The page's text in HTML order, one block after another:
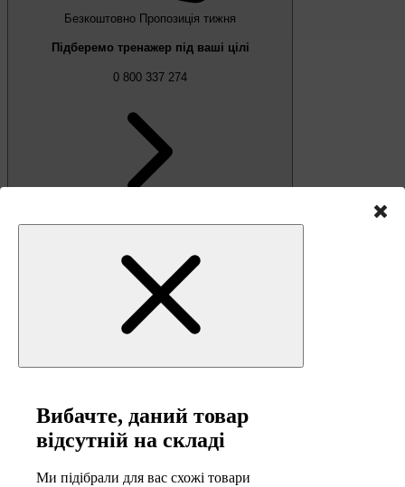
Безкоштовно Пропозиція тижня
Підберемо тренажер під ваші цілі
0 800 337 274
Вибачте, даний товар
відсутній на складі
Ми підібрали для вас схожі товари